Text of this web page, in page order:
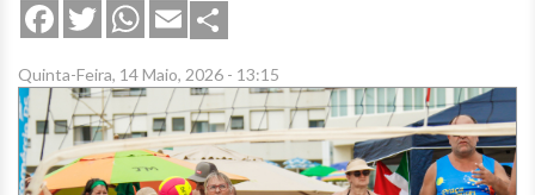
FacebookTwitterWhatsApp
Email
Quinta-Feira, 14 Maio, 2026 - 13:15